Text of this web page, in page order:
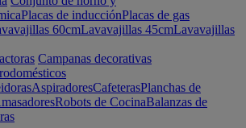
Placas de inducciónPlacas de gas
60cmLavavajillas 45cmLavavajillas
Campanas decorativas
AspiradoresCafeterasPlanchas de
Robots de CocinaBalanzas de